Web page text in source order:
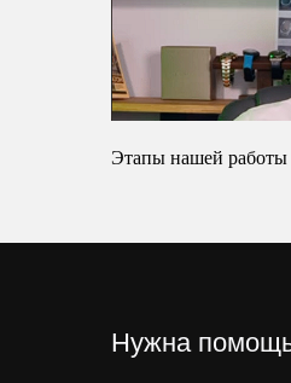
Этапы нашей работы
Нужна